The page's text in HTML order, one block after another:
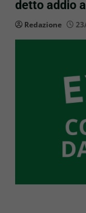
detto addio
Redazione